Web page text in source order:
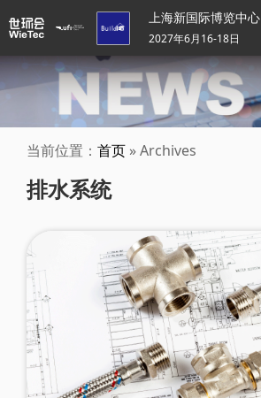
上海新国际博览中心
2027年6月16-18日
当前位置： 首页 » Archives
排水系统